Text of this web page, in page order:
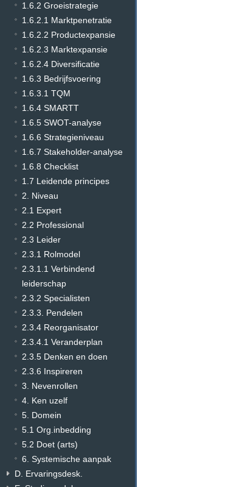
1.6.2 Groeistrategie
1.6.2.1 Marktpenetratie
1.6.2.2 Productexpansie
1.6.2.3 Marktexpansie
1.6.2.4 Diversificatie
1.6.3 Bedrijfsvoering
1.6.3.1 TQM
1.6.4 SMARTT
1.6.5 SWOT-analyse
1.6.6 Strategieniveau
1.6.7 Stakeholder-analyse
1.6.8 Checklist
1.7 Leidende principes
2. Niveau
2.1 Expert
2.2 Professional
2.3 Leider
2.3.1 Rolmodel
2.3.1.1 Verbindend
leiderschap
2.3.2 Specialisten
2.3.3. Pendelen
2.3.4 Reorganisator
2.3.4.1 Veranderplan
2.3.5 Denken en doen
2.3.6 Inspireren
3. Nevenrollen
4. Ken uzelf
5. Domein
5.1 Org.inbedding
5.2 Doet (arts)
6. Systemische aanpak
D. Ervaringsdesk.